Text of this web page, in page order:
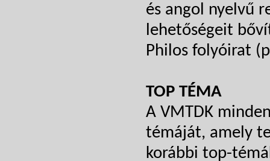
és angol nyelvű
lehetőségeit
Philos folyóirat
TOP TÉMA
A VMTDK
témáját, amely
korábbi top-